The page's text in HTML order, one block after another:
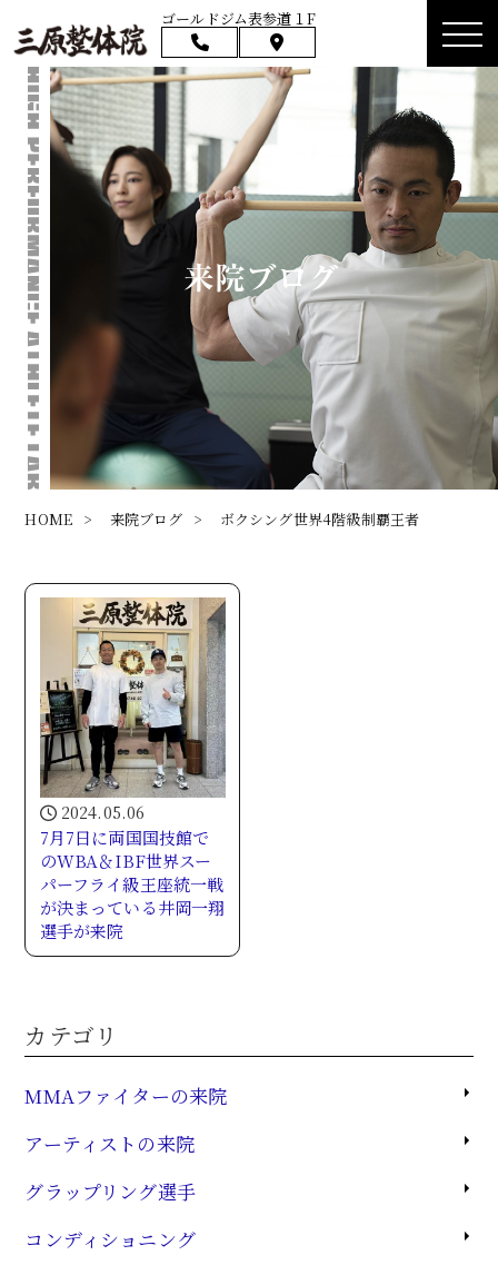
ゴールドジム表参道１F
来院ブログ
HOME > 来院ブログ > ボクシング世界4階級制覇王者
2024.05.06
7月7日に両国国技館で
のWBA＆IBF世界スー
パーフライ級王座統一戦
が決まっている井岡一翔
選手が来院
カテゴリ
MMAファイターの来院
アーティストの来院
グラップリング選手
コンディショニング